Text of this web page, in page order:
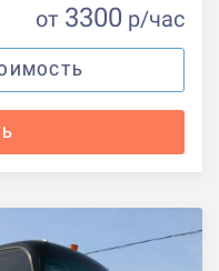
от 3300 р/час